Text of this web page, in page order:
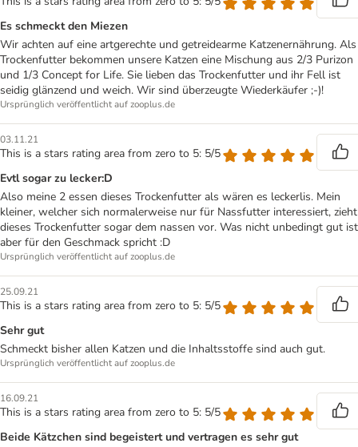
Es schmeckt den Miezen
Wir achten auf eine artgerechte und getreidearme Katzenernährung. Als
Trockenfutter bekommen unsere Katzen eine Mischung aus 2/3 Purizon
und 1/3 Concept for Life. Sie lieben das Trockenfutter und ihr Fell ist
seidig glänzend und weich. Wir sind überzeugte Wiederkäufer ;-)!
Ursprünglich veröffentlicht auf zooplus.de
03.11.21
This is a stars rating area from zero to 5: 5/5
Evtl sogar zu lecker:D
Also meine 2 essen dieses Trockenfutter als wären es leckerlis. Mein
kleiner, welcher sich normalerweise nur für Nassfutter interessiert, zieht
dieses Trockenfutter sogar dem nassen vor. Was nicht unbedingt gut ist
aber für den Geschmack spricht :D
Ursprünglich veröffentlicht auf zooplus.de
25.09.21
This is a stars rating area from zero to 5: 5/5
Sehr gut
Schmeckt bisher allen Katzen und die Inhaltsstoffe sind auch gut.
Ursprünglich veröffentlicht auf zooplus.de
16.09.21
This is a stars rating area from zero to 5: 5/5
Beide Kätzchen sind begeistert und vertragen es sehr gut